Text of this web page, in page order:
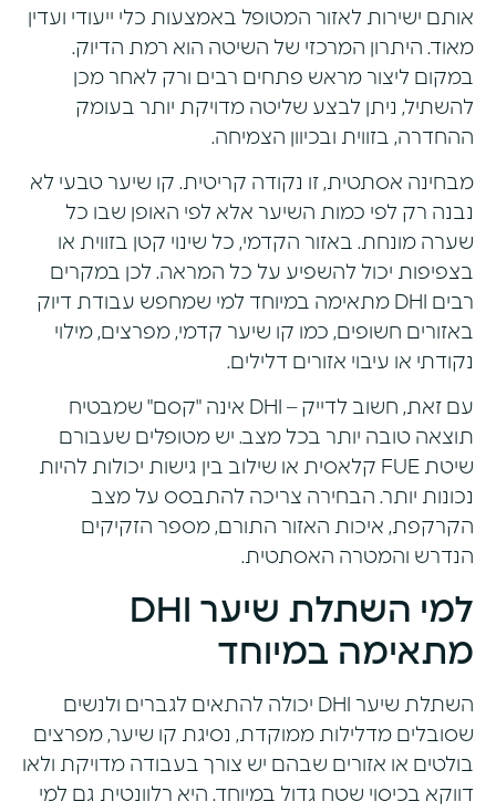
אותם ישירות לאזור המטופל באמצעות כלי ייעודי ועדין
מאוד. היתרון המרכזי של השיטה הוא רמת הדיוק.
במקום ליצור מראש פתחים רבים ורק לאחר מכן
להשתיל, ניתן לבצע שליטה מדויקת יותר בעומק
ההחדרה, בזווית ובכיוון הצמיחה.
מבחינה אסתטית, זו נקודה קריטית. קו שיער טבעי לא
נבנה רק לפי כמות השיער אלא לפי האופן שבו כל
שערה מונחת. באזור הקדמי, כל שינוי קטן בזווית או
בצפיפות יכול להשפיע על כל המראה. לכן במקרים
רבים DHI מתאימה במיוחד למי שמחפש עבודת דיוק
באזורים חשופים, כמו קו שיער קדמי, מפרצים, מילוי
נקודתי או עיבוי אזורים דלילים.
עם זאת, חשוב לדייק – DHI אינה "קסם" שמבטיח
תוצאה טובה יותר בכל מצב. יש מטופלים שעבורם
שיטת FUE קלאסית
או שילוב בין גישות יכולות להיות
נכונות יותר. הבחירה צריכה להתבסס על מצב
הקרקפת, איכות האזור התורם, מספר הזקיקים
הנדרש והמטרה האסתטית.
למי השתלת שיער DHI
מתאימה במיוחד
השתלת שיער DHI יכולה להתאים לגברים ולנשים
שסובלים מדלילות ממוקדת, נסיגת קו שיער, מפרצים
בולטים או אזורים שבהם יש צורך בעבודה מדויקת ולאו
דווקא בכיסוי שטח גדול במיוחד. היא רלוונטית גם למי